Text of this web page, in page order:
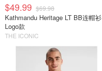
$49.99 $69.98
Kathmandu Heritage LT BB连帽衫
Logo款
THE ICONIC